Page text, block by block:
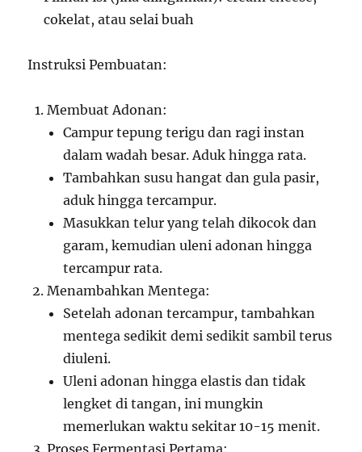
cokelat, atau selai buah
Instruksi Pembuatan:
Membuat Adonan:
Campur tepung terigu dan ragi instan
dalam wadah besar. Aduk hingga rata.
Tambahkan susu hangat dan gula pasir,
aduk hingga tercampur.
Masukkan telur yang telah dikocok dan
garam, kemudian uleni adonan hingga
tercampur rata.
Menambahkan Mentega:
Setelah adonan tercampur, tambahkan
mentega sedikit demi sedikit sambil terus
diuleni.
Uleni adonan hingga elastis dan tidak
lengket di tangan, ini mungkin
memerlukan waktu sekitar 10-15 menit.
Proses Fermentasi Pertama: